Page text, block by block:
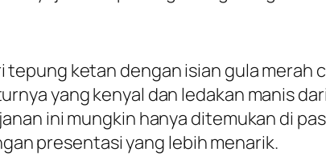
ketan dengan isian gula merah
yang kenyal dan ledakan manis
ini mungkin hanya ditemukan di
presentasi yang lebih menarik.